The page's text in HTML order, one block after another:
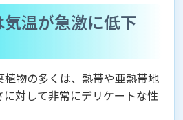
温が急激に低下
物の多くは、熱帯や亜熱帯地
対して非常にデリケートな性